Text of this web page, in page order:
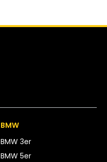
BMW
BMW 3er
BMW 5er